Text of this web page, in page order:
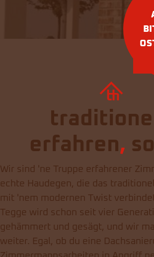
erfahren,
Wir sind 'ne Truppe erfahrener
echte Haudegen, die das
mit 'nem modernen Twist
Tegge wird schon seit vier
gehämmert und gesägt, und wir
weiter. Egal, ob du eine